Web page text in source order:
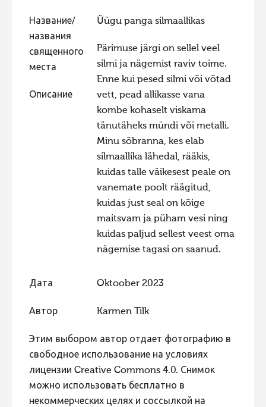
Фотоконкурс 2012
Фотоконкурс 2011
Фотоконкурс 2010
Фотоконкурс 2008
Название/
названия
священного
места
Üügu panga silmaallikas
Описание
Pärimuse järgi on sellel veel
silmi ja nägemist raviv toime.
Enne kui pesed silmi või võtad
vett, pead allikasse vana
kombe kohaselt viskama
tänutäheks mündi või metalli.
Minu sõbranna, kes elab
silmaallika lähedal, rääkis,
kuidas talle väikesest peale on
vanemate poolt räägitud,
kuidas just seal on kõige
maitsvam ja püham vesi ning
kuidas paljud sellest veest oma
nägemise tagasi on saanud.
Дата Oktoober 2023
Автор Karmen Tilk
Этим выбором автор отдает фотографию в
свободное использование на условиях
лицензии Creative Commons 4.0. Снимок
можно использовать бесплатно в
некоммерческих целях и соссылкой на